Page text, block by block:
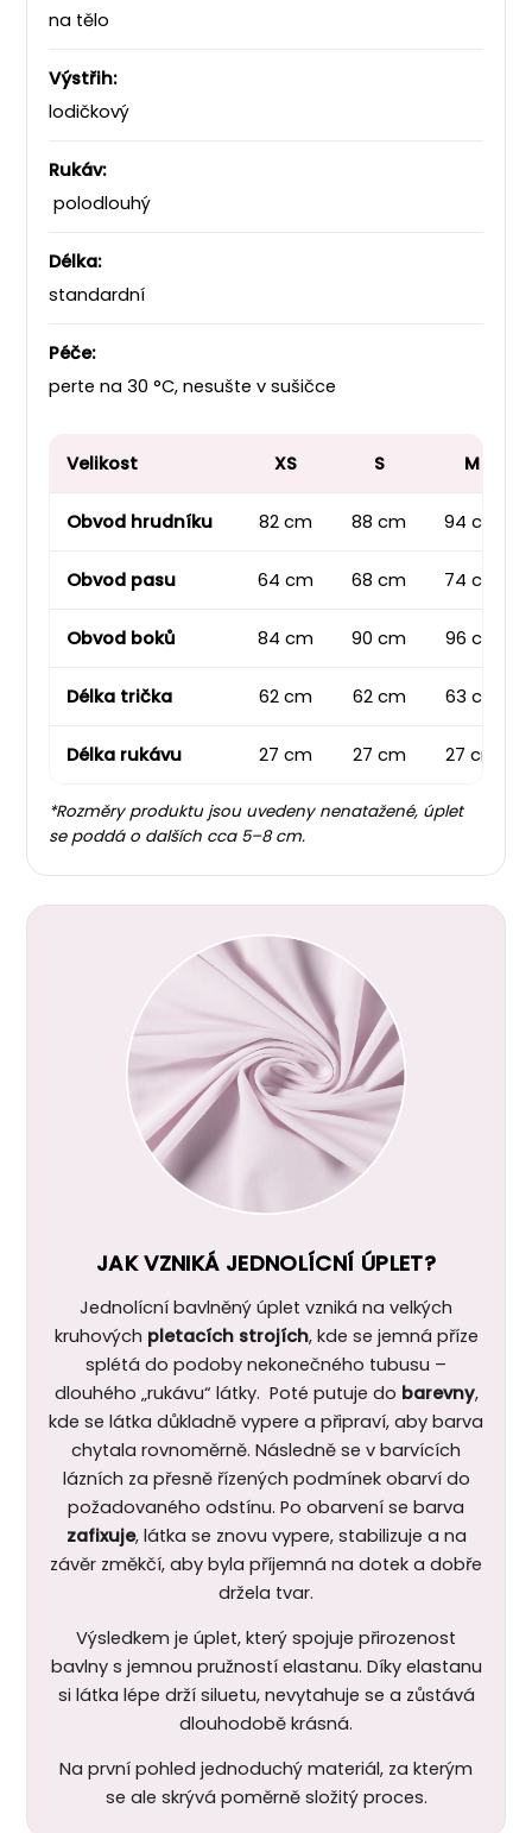
na tělo
Výstřih:
lodičkový
Rukáv:
polodlouhý
Délka:
standardní
Péče:
perte na 30 °C, nesušte v sušičce
Velikost XS S M
Obvod hrudníku 82 cm 88 cm 94 cm
Obvod pasu 64 cm 68 cm 74 cm
Obvod boků 84 cm 90 cm 96 cm
Délka trička 62 cm 62 cm 63 cm
Délka rukávu 27 cm 27 cm 27 cm
*Rozměry produktu jsou uvedeny nenatažené, úplet
se poddá o dalších cca 5–8 cm.
JAK VZNIKÁ JEDNOLÍCNÍ ÚPLET?
Jednolícní bavlněný úplet vzniká na velkých
kruhových pletacích strojích, kde se jemná příze
splétá do podoby nekonečného tubusu –
dlouhého „rukávu“ látky. Poté putuje do barevny,
kde se látka důkladně vypere a připraví, aby barva
chytala rovnoměrně. Následně se v barvících
lázních za přesně řízených podmínek obarví do
požadovaného odstínu. Po obarvení se barva
zafixuje, látka se znovu vypere, stabilizuje a na
závěr změkčí, aby byla příjemná na dotek a dobře
držela tvar.
Výsledkem je úplet, který spojuje přirozenost
bavlny s jemnou pružností elastanu. Díky elastanu
si látka lépe drží siluetu, nevytahuje se a zůstává
dlouhodobě krásná.
Na první pohled jednoduchý materiál, za kterým
se ale skrývá poměrně složitý proces.